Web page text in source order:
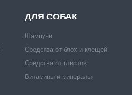
ДЛЯ СОБАК
Шампуни
Средства от блох и клещей
Средства от глистов
Витамины и минералы